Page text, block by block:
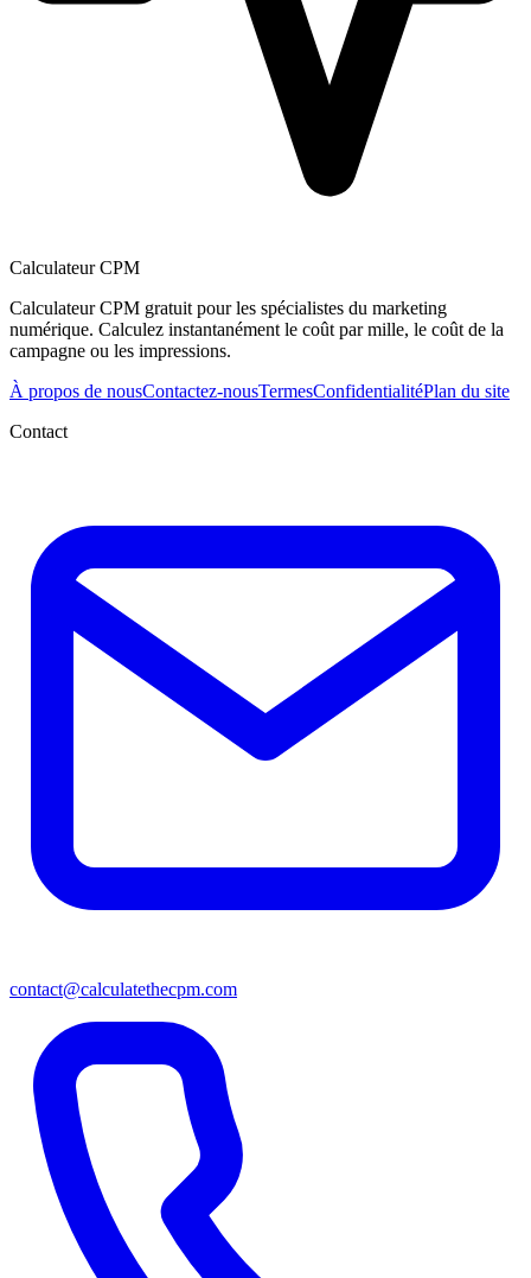
Calculateur CPM
Calculateur CPM gratuit pour les spécialistes du marketing
numérique. Calculez instantanément le coût par mille, le coût de la
campagne ou les impressions.
À propos de nousContactez-nousTermesConfidentialitéPlan du site
Contact
contact@calculatethecpm.com